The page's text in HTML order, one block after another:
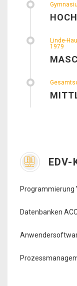
Linde-
1979
EDV-
Programmierung
Datenbanken